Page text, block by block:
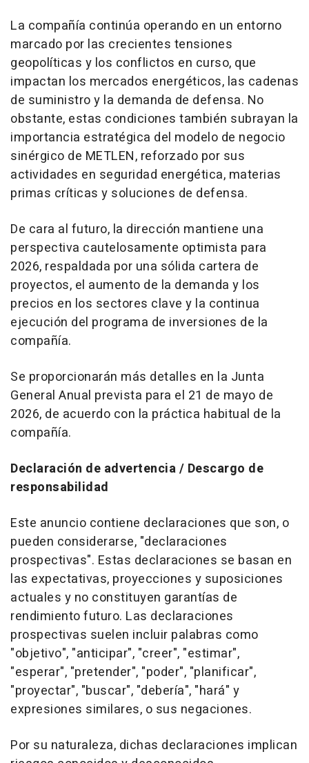
La compañía continúa operando en un entorno
marcado por las crecientes tensiones
geopolíticas y los conflictos en curso, que
impactan los mercados energéticos, las cadenas
de suministro y la demanda de defensa. No
obstante, estas condiciones también subrayan la
importancia estratégica del modelo de negocio
sinérgico de METLEN, reforzado por sus
actividades en seguridad energética, materias
primas críticas y soluciones de defensa.
De cara al futuro, la dirección mantiene una
perspectiva cautelosamente optimista para
2026, respaldada por una sólida cartera de
proyectos, el aumento de la demanda y los
precios en los sectores clave y la continua
ejecución del programa de inversiones de la
compañía.
Se proporcionarán más detalles en la Junta
General Anual prevista para el 21 de mayo de
2026, de acuerdo con la práctica habitual de la
compañía.
Declaración de advertencia / Descargo de
responsabilidad
Este anuncio contiene declaraciones que son, o
pueden considerarse, "declaraciones
prospectivas". Estas declaraciones se basan en
las expectativas, proyecciones y suposiciones
actuales y no constituyen garantías de
rendimiento futuro. Las declaraciones
prospectivas suelen incluir palabras como
"objetivo", "anticipar", "creer", "estimar",
"esperar", "pretender", "poder", "planificar",
"proyectar", "buscar", "debería", "hará" y
expresiones similares, o sus negaciones.
Por su naturaleza, dichas declaraciones implican